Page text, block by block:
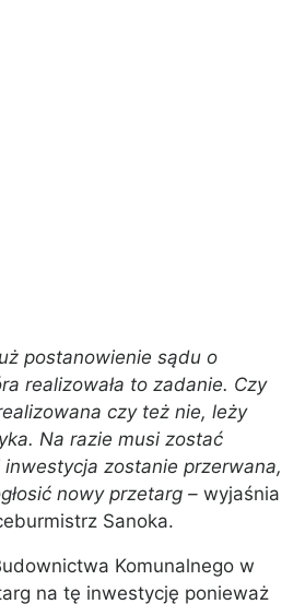
postanowienie sądu o
realizowała to zadanie. Czy
czy też nie, leży
Na razie musi zostać
zostanie przerwana,
nowy przetarg – wyjaśnia
Sanoka.
Komunalnego w
na tę inwestycję ponieważ